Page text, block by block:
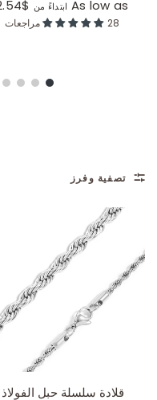
As low as ابتداءً من $2.54
28 مراجعات
تصفية وفرز
عرض سريع
قلادة سلسلة حبل الفولاذ